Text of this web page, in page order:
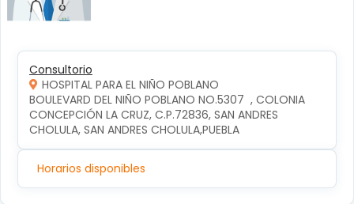
Consultorio
HOSPITAL PARA EL NIÑO POBLANO
BOULEVARD DEL NIÑO POBLANO NO.5307  , COLONIA
CONCEPCIÓN LA CRUZ, C.P.72836, SAN ANDRES
CHOLULA, SAN ANDRES CHOLULA,PUEBLA
Horarios disponibles